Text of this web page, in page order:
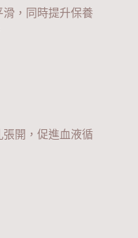
，同時提升保養
開，促進血液循